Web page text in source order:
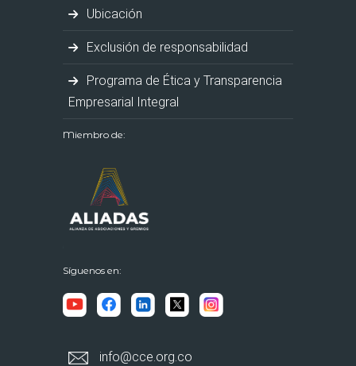
Ubicación
Exclusión de responsabilidad
Programa de Ética y Transparencia
Empresarial Integral
Miembro de:
Síguenos en:
info@cce.org.co